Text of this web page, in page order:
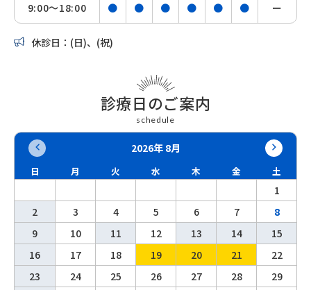
9:00〜18:00 ● ● ● ● ● ● ー
休診日：(日)、(祝)
診療日のご案内
schedule
2026年 8月
日 月 火 水 木 金 土
1
2
3 4 5 6 7
8
9
10 11 12 13 14
15
16
17 18 19 20 21
22
23
24 25 26 27 28
29